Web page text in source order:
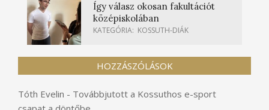
Így válasz okosan fakultációt
középiskolában
KATEGÓRIA: KOSSUTH-DIÁK
HOZZÁSZÓLÁSOK
Tóth Evelin - Továbbjutott a Kossuthos e-sport